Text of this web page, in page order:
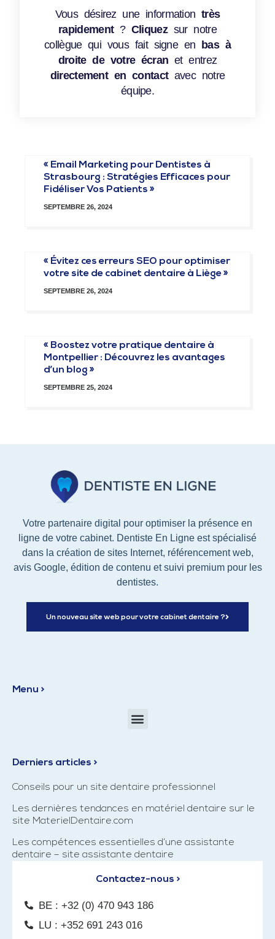
Vous désirez une informationtrès
rapidement ? Cliquezsur notre
collègue qui vous fait signe en bas à
droite de votre écran et entrez
directement en contactavec notre
équipe.
« Email Marketing pour Dentistes à
Strasbourg : Stratégies Efficaces pour
Fidéliser Vos Patients »
SEPTEMBRE 26, 2024
« Évitez ces erreurs SEO pour optimiser
votre site de cabinet dentaire à Liège »
SEPTEMBRE 26, 2024
« Boostez votre pratique dentaire à
Montpellier : Découvrez les avantages
d’un blog »
SEPTEMBRE 25, 2024
Votre partenaire digital pour optimiser la présence en
ligne de votre cabinet. Dentiste En Ligne est spécialisé
dans la création de sites Internet, référencement web,
avis Google, édition de contenu et suivi premium pour les
dentistes.
Un nouveau site web pour votre cabinet dentaire ?
Menu >
Derniers articles >
Conseils pour un site dentaire professionnel
Les dernières tendances en matériel dentaire sur le
site MaterielDentaire.com
Les compétences essentielles d’une assistante
dentaire – site assistante dentaire
Contactez-nous >
BE : +32 (0) 470 943 186
LU : +352 691 243 016